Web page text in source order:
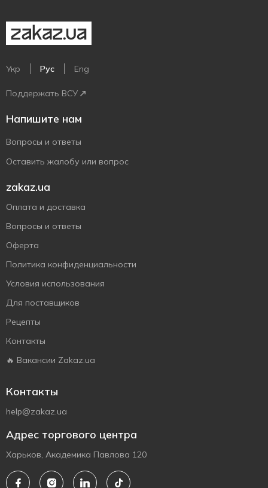
Укр Рус Eng
Поддержать ВСУ
Напишите нам
Вопросы и ответы
Оставить жалобу или вопрос
zakaz.ua
Оплата и доставка
Вопросы и ответы
Оферта
Политика конфиденциальности
Условия использования
Для поставщиков
Рецепты
Контакты
🔥 Вакансии Zakaz.ua
Контакты
help@zakaz.ua
Адрес торгового центра
Харьков, Академика Павлова 120